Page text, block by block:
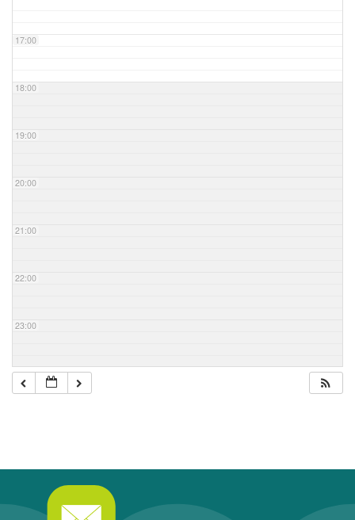
17:00
18:00
19:00
20:00
21:00
22:00
23:00